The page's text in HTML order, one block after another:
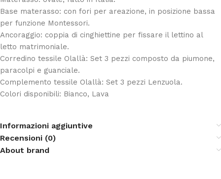
Base materasso: con fori per areazione, in posizione bassa
per funzione Montessori.
Ancoraggio: coppia di cinghiettine per fissare il lettino al
letto matrimoniale.
Corredino tessile Olallà: Set 3 pezzi composto da piumone,
paracolpi e guanciale.
Complemento tessile Olallà: Set 3 pezzi Lenzuola.
Colori disponibili: Bianco, Lava
Informazioni aggiuntive
Recensioni (0)
About brand